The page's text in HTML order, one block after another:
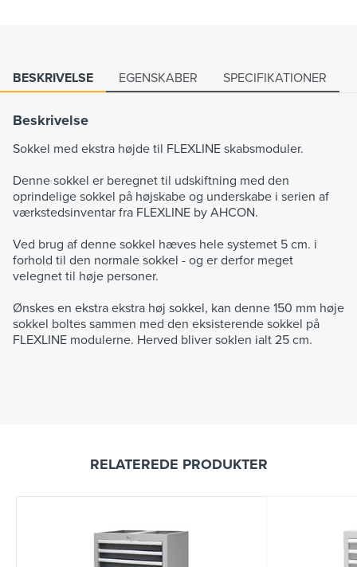
BESKRIVELSE EGENSKABER SPECIFIKATIONER
Beskrivelse
Sokkel med ekstra højde til FLEXLINE skabsmoduler.
Denne sokkel er beregnet til udskiftning med den
oprindelige sokkel på højskabe og underskabe i serien af
værkstedsinventar fra FLEXLINE by AHCON.
Ved brug af denne sokkel hæves hele systemet 5 cm. i
forhold til den normale sokkel - og er derfor meget
velegnet til høje personer.
Ønskes en ekstra ekstra høj sokkel, kan denne 150 mm høje
sokkel boltes sammen med den eksisterende sokkel på
FLEXLINE modulerne. Herved bliver soklen ialt 25 cm.
RELATEREDE PRODUKTER